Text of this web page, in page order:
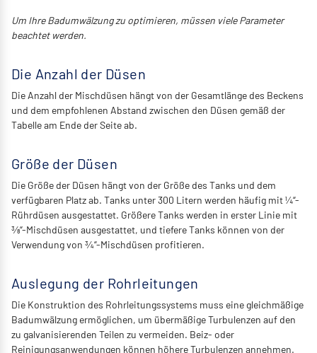
Um Ihre Badumwälzung zu optimieren, müssen viele Parameter
beachtet werden.
Die Anzahl der Düsen
Die Anzahl der Mischdüsen hängt von der Gesamtlänge des Beckens
und dem empfohlenen Abstand zwischen den Düsen gemäß der
Tabelle am Ende der Seite ab.
Größe der Düsen
Die Größe der Düsen hängt von der Größe des Tanks und dem
verfügbaren Platz ab. Tanks unter 300 Litern werden häufig mit ¼“-
Rührdüsen ausgestattet. Größere Tanks werden in erster Linie mit
⅜“-Mischdüsen ausgestattet, und tiefere Tanks können von der
Verwendung von ¾“-Mischdüsen profitieren.
Auslegung der Rohrleitungen
Die Konstruktion des Rohrleitungssystems muss eine gleichmäßige
Badumwälzung ermöglichen, um übermäßige Turbulenzen auf den
zu galvanisierenden Teilen zu vermeiden. Beiz- oder
Reinigungsanwendungen können höhere Turbulenzen annehmen.